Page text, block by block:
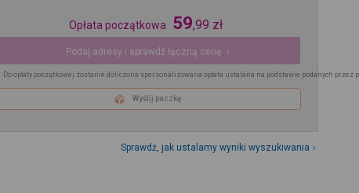
Opłata początkowa 59,99 zł
Podaj adresy i sprawdź łączną cenę
Do opłaty początkowej zostanie doliczona spersonalizowana opłata ustalana na podstawie podanych przez
Wyślij paczkę
Sprawdź, jak ustalamy wyniki wyszukiwania